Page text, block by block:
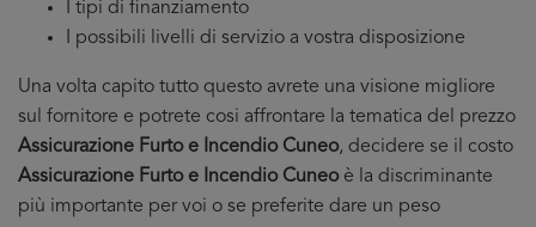
I tipi di finanziamento
I possibili livelli di servizio a vostra disposizione
Una volta capito tutto questo avrete una visione migliore
sul fornitore e potrete cosi affrontare la tematica del prezzo
Assicurazione Furto e Incendio Cuneo, decidere se il costo
Assicurazione Furto e Incendio Cuneoè la discriminante
più importante per voi o se preferite dare un peso